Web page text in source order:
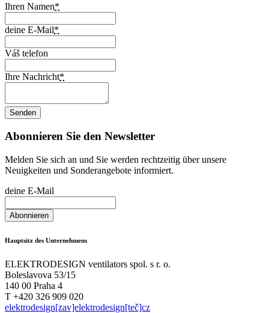
Ihren Namen*
deine E-Mail*
Váš telefon
Ihre Nachricht*
Abonnieren Sie den Newsletter
Melden Sie sich an und Sie werden rechtzeitig über unsere
Neuigkeiten und Sonderangebote informiert.
deine E-Mail
Hauptsitz des Unternehmens
ELEKTRODESIGN ventilators spol. s r. o.
Boleslavova 53/15
140 00 Praha 4
T +420 326 909 020
elektrodesign[zav]elektrodesign[teč]cz